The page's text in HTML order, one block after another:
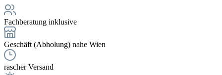
Fachberatung inklusive
Geschäft (Abholung) nahe Wien
rascher Versand